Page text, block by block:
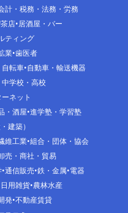
計・税務・法務・労務
店 居酒屋・バー
ティング
業 歯医者
自転車 自動車・輸送機器
学校・高校
ネット
・酒屋 進学塾・学習塾
建築）
維工業 組合・団体・協会
売・商社・貿易
通信販売 鉄・金属 電器
日用雑貨 農林水産
発 不動産賃貸